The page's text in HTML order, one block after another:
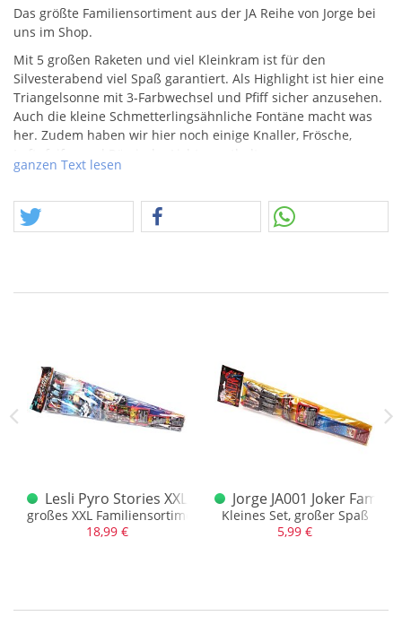
Das größte Familiensortiment aus der JA Reihe von Jorge bei
uns im Shop.
Mit 5 großen Raketen und viel Kleinkram ist für den
Silvesterabend viel Spaß garantiert. Als Highlight ist hier eine
Triangelsonne mit 3-Farbwechsel und Pfiff sicher anzusehen.
Auch die kleine Schmetterlingsähnliche Fontäne macht was
her. Zudem haben wir hier noch einige Knaller, Frösche,
Luftpfeifer und Römische Lichter enthalten.
genau richtig.
ganzen Text lesen
aktuell
Namen
Lesli Pyro Stories XXL Familiensortiment
großes XXL Familiensortiment mit 7 großen Raketen
18,99 €
Jorge JA001 Joker
Kleines Set, großer Spaß
5,99 €